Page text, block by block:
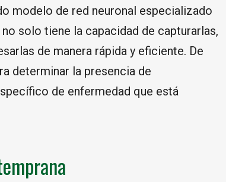
modelo de red neuronal especializado
solo tiene la capacidad de capturarlas,
de manera rápida y eficiente. De
determinar la presencia de
de enfermedad que está